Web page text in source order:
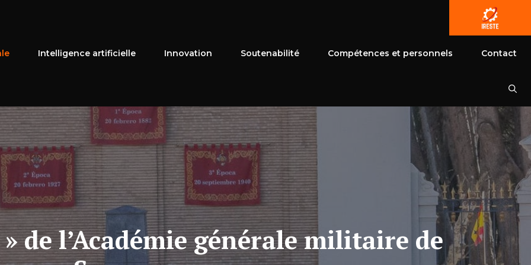
Intelligence artificielle Innovation Soutenabilité Compétences et personnels Contact
de l’Académie générale militaire de